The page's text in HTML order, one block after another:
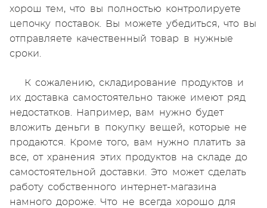
хорош тем, что вы полностью контролируете
цепочку поставок. Вы можете убедиться, что вы
отправляете качественный товар в нужные
сроки.
К сожалению, складирование продуктов и
их доставка самостоятельно также имеют ряд
недостатков. Например, вам нужно будет
вложить деньги в покупку вещей, которые не
продаются. Кроме того, вам нужно платить за
все, от хранения этих продуктов на складе до
самостоятельной доставки. Это может сделать
работу собственного интернет-магазина
намного дороже. Что не всегда хорошо для